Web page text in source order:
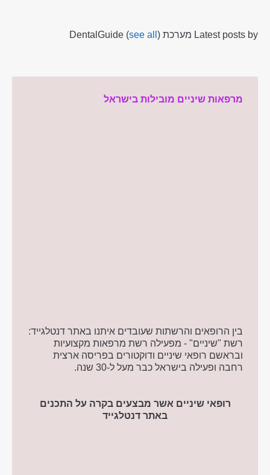
Latest posts by מערכת DentalGuide (see all )
מרפאות שיניים מובילות בישראל
בין הרופאים והרשתות שעובדים איתנו באתר דנטלגייד:
רשת "שיניים" - מפעילה רשת מרפאות מקצועיות
ובראשם רופאי שיניים ודוקטורים בפריסה ארצית
רחבה ופעילה בישראל כבר מעל ל-30 שנה.
רופאי שיניים אשר מבצעים בקרה על התכנים
באתר דנטלגייד